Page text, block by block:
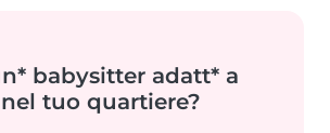
babysitter adatt* a
tuo quartiere?